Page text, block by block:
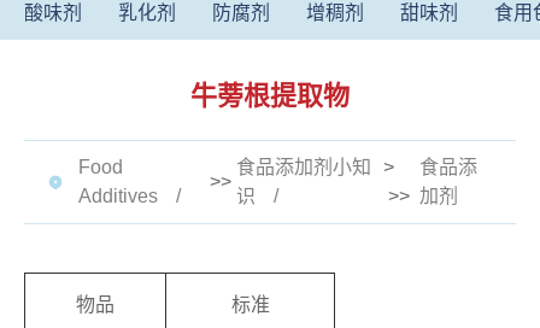
酸味剂 乳化剂 防腐剂 增稠剂 甜味剂 食用
牛蒡根提取物
Food
Additives
>>
食品添加剂小知
识
>
>>
食品添
加剂
物品 标准